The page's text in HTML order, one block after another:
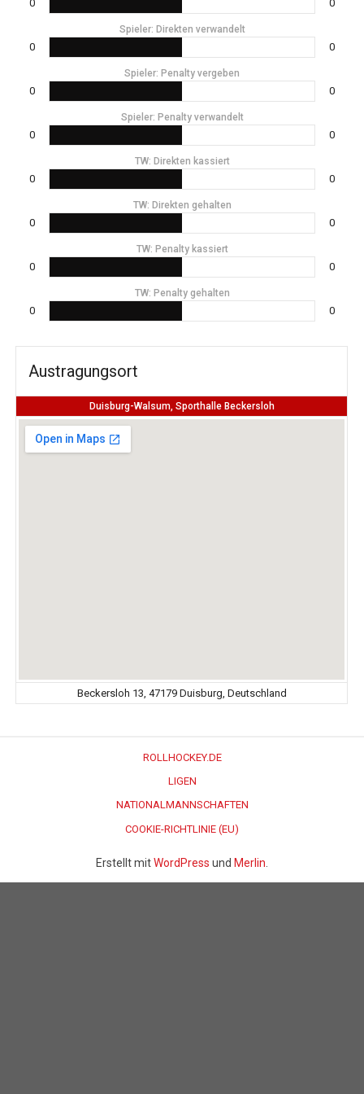
0 0
Spieler: Direkten verwandelt
0 0
Spieler: Penalty vergeben
0 0
Spieler: Penalty verwandelt
0 0
TW: Direkten kassiert
0 0
TW: Direkten gehalten
0 0
TW: Penalty kassiert
0 0
TW: Penalty gehalten
0 0
Austragungsort
Duisburg-Walsum, Sporthalle Beckersloh
Beckersloh 13, 47179 Duisburg, Deutschland
ROLLHOCKEY.DE
LIGEN
NATIONALMANNSCHAFTEN
COOKIE-RICHTLINIE (EU)
Erstellt mitWordPress und Merlin